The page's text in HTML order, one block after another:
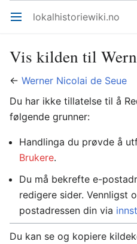
Åpne hovedmenyen lokalhistoriewiki.no
Vis kilden til
← Werner Nicolai de Seue
Du har ikke tillatelse til å
følgende grunner:
Handlinga du prøvde å
Brukere.
Du må bekrefte e-
redigere sider. Vennligst
postadressen din via
Du kan se og kopiere